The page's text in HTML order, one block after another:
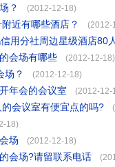
？
(2012-12-18)
近有哪些酒店？ (2012-
用分社周边星级酒店80
会场有哪些
(2012-12-18)
场？ (2012-12-18)
年会的会议室 (2012-12-
会议室有便宜点的吗?
18)
场 (2012-12-18)
会场?请留联系电话